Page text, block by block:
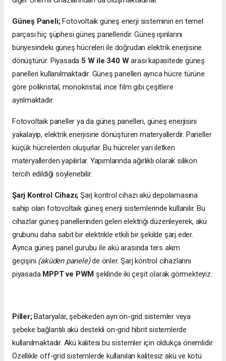
Güneş Paneli;Fotovoltaik güneş enerji sisteminin en temel
parçası hiç şüphesi güneş panelleridir. Güneş ışınlarını
bünyesindeki güneş hücreleri ile doğrudan elektrik enerjisine
dönüştürür. Piyasada 5 W ile 340 Warası kapasitede güneş
panelleri kullanılmaktadır. Güneş panelleri ayrıca hücre türüne
göre polikristal, monokristal, ince film gibi çeşitlere
ayrılmaktadır.
Fotovoltaik paneller ya da güneş panelleri, güneş enerjisini
yakalayıp, elektrik enerjisine dönüştüren materyallerdir. Paneller
küçük hücrelerden oluşurlar. Bu hücreler yarı iletken
materyallerden yapılırlar. Yapımlarında ağırlıklı olarak silikon
tercih edildiği söylenebilir.
Şarj Kontrol Cihazı; Şarj kontrol cihazı akü depolamasına
sahip olan fotovoltaik güneş enerji sistemlerinde kullanılır. Bu
cihazlar güneş panellerinden gelen elektriği düzenleyerek, akü
grubunu daha sabit bir elektrikle etkili bir şekilde şarj eder.
Ayrıca güneş panel gurubu ile akü arasında ters akım
geçişini (aküden panele)de önler. Şarj kontrol cihazlarını
piyasada MPPT ve PWM şeklinde iki çeşit olarak görmekteyiz.
Piller;Bataryalar, şebekeden ayrı on-grid sistemler veya
şebeke bağlantılı akü destekli on-grid hibrit sistemlerde
kullanılmaktadır. Akü kalitesi bu sistemler için oldukça önemlidir.
Özellikle off-grid sistemlerde kullanılan kalitesiz akü ve kötü